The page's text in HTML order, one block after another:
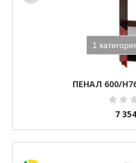
ПЕНАЛ 600/
7 354